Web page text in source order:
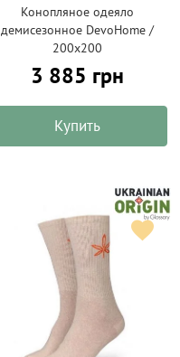
Конопляное одеяло
демисезонное DevoHome /
200х200
3 885 грн
Купить